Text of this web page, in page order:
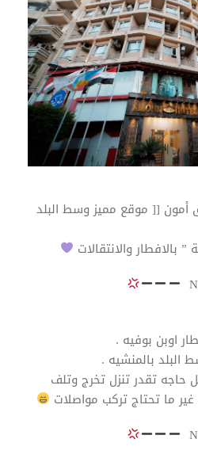
أمون [[ موقع مميز وسط البلد
بالافطار والانتقالات
البلد بالمنشيه .
حاجه تقدر تنزل تخرج وتلف
ما تحتاج تركب مواصلات